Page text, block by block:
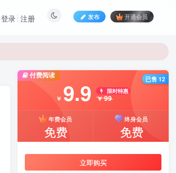
发布 开通会员
登录 注册
付费阅读
￥ 9.9 限时特惠
￥99
年费会员
免费
终身会员
免费
立即购买
已售 12